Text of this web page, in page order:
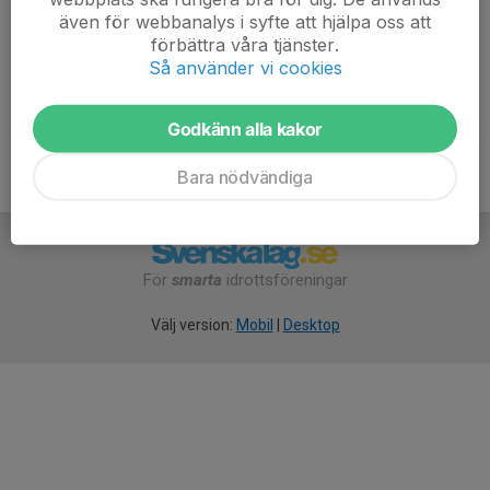
Elin Hernborg
073-444 94 65
För smarta idrottsföreningar
Välj version: Mobil Desktop
även för webbanalys i syfte att hjälpa oss att
förbättra våra tjänster.
Så använder vi cookies
Godkänn alla kakor
Bara nödvändiga